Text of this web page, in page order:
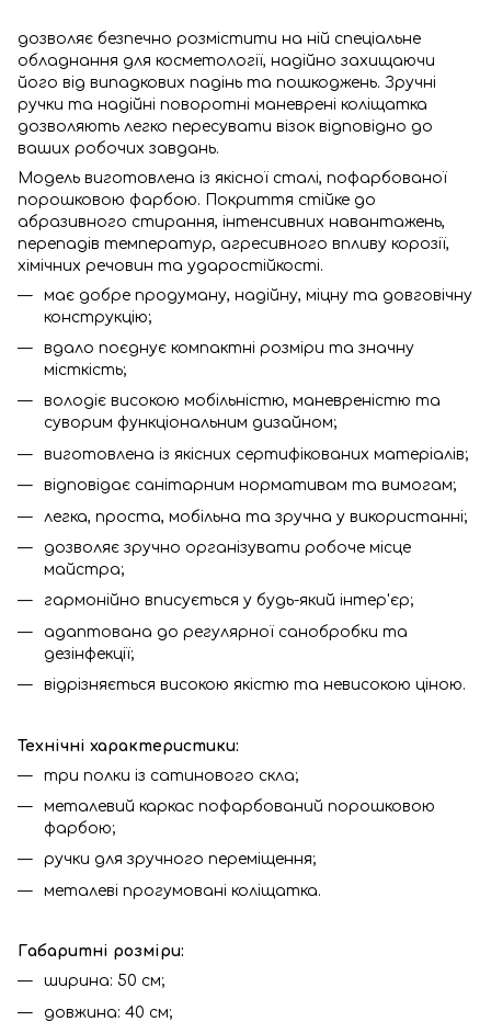
дозволяє безпечно розмістити на ній спеціальне
обладнання для косметології, надійно захищаючи
його від випадкових падінь та пошкоджень. Зручні
ручки та надійні поворотні маневрені коліщатка
дозволяють легко пересувати візок відповідно до
ваших робочих завдань.
Модель виготовлена із якісної сталі, пофарбованої
порошковою фарбою. Покриття стійке до
абразивного стирання, інтенсивних навантажень,
перепадів температур, агресивного впливу корозії,
хімічних речовин та ударостійкості.
має добре продуману, надійну, міцну та довговічну
конструкцію;
вдало поєднує компактні розміри та значну
місткість;
володіє високою мобільністю, маневреністю та
суворим функціональним дизайном;
виготовлена із якісних сертифікованих матеріалів;
відповідає санітарним нормативам та вимогам;
легка, проста, мобільна та зручна у використанні;
дозволяє зручно організувати робоче місце
майстра;
гармонійно вписується у будь-який інтер'єр;
адаптована до регулярної санобробки та
дезінфекції;
відрізняється високою якістю та невисокою ціною.
Технічні характеристики:
три полки із сатинового скла;
металевий каркас пофарбований порошковою
фарбою;
ручки для зручного переміщення;
металеві прогумовані коліщатка.
Габаритні розміри:
ширина: 50 см;
довжина: 40 см;